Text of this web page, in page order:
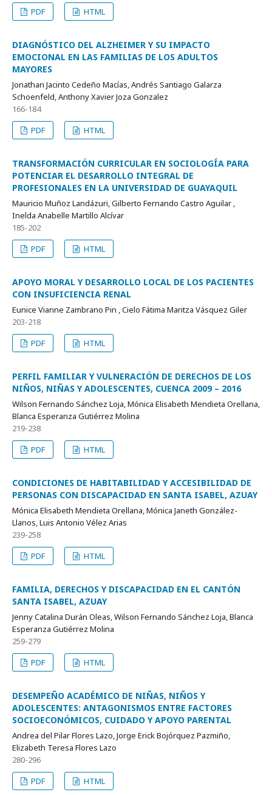
PDF
HTML
DIAGNÓSTICO DEL ALZHEIMER Y SU IMPACTO
EMOCIONAL EN LAS FAMILIAS DE LOS ADULTOS
MAYORES
Jonathan Jacinto Cedeño Macías, Andrés Santiago Galarza
Schoenfeld, Anthony Xavier Joza Gonzalez
166-184
PDF
HTML
TRANSFORMACIÓN CURRICULAR EN SOCIOLOGÍA PARA
POTENCIAR EL DESARROLLO INTEGRAL DE
PROFESIONALES EN LA UNIVERSIDAD DE GUAYAQUIL
Mauricio Muñoz Landázuri, Gilberto Fernando Castro Aguilar ,
Inelda Anabelle Martillo Alcívar
185-202
PDF
HTML
APOYO MORAL Y DESARROLLO LOCAL DE LOS PACIENTES
CON INSUFICIENCIA RENAL
Eunice Vianne Zambrano Pin , Cielo Fátima Maritza Vásquez Giler
203-218
PDF
HTML
PERFIL FAMILIAR Y VULNERACIÓN DE DERECHOS DE LOS
NIÑOS, NIÑAS Y ADOLESCENTES, CUENCA 2009 – 2016
Wilson Fernando Sánchez Loja, Mónica Elisabeth Mendieta Orellana,
Blanca Esperanza Gutiérrez Molina
219-238
PDF
HTML
CONDICIONES DE HABITABILIDAD Y ACCESIBILIDAD DE
PERSONAS CON DISCAPACIDAD EN SANTA ISABEL, AZUAY
Mónica Elisabeth Mendieta Orellana, Mónica Janeth González-
Llanos, Luis Antonio Vélez Arias
239-258
PDF
HTML
FAMILIA, DERECHOS Y DISCAPACIDAD EN EL CANTÓN
SANTA ISABEL, AZUAY
Jenny Catalina Durán Oleas, Wilson Fernando Sánchez Loja, Blanca
Esperanza Gutiérrez Molina
259-279
PDF
HTML
DESEMPEÑO ACADÉMICO DE NIÑAS, NIÑOS Y
ADOLESCENTES: ANTAGONISMOS ENTRE FACTORES
SOCIOECONÓMICOS, CUIDADO Y APOYO PARENTAL
Andrea del Pilar Flores Lazo, Jorge Erick Bojórquez Pazmiño,
Elizabeth Teresa Flores Lazo
280-296
PDF
HTML